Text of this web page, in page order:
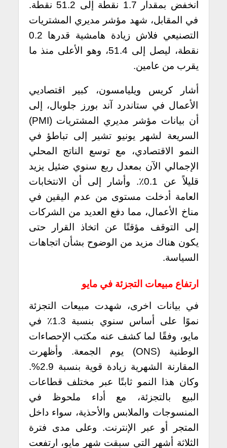
انخفض بمقدار 1.7 نقطة إلى 51.2 نقطة.
في المقابل، شهد مؤشر مديري المشتريات
التصنيعي فلاش زيادة هامشية قدرها 0.2
نقطة، ليصل إلى 51.4، وهو الأعلى منذ ما
يقرب من عامين.
أشار كريس ويليامسون، كبير اقتصاديي
الأعمال في ستاندرد آند بورز جلوبال، إلى
أن بيانات مؤشر مديري المشتريات (PMI)
السريعة لشهر يونيو تشير إلى تباطؤ في
النمو الاقتصادي، مع توسع الناتج المحلي
الإجمالي الآن بمعدل ربع سنوي ضئيل يزيد
قليلاً عن 0.1٪. وأشار إلى أن الانتخابات
العامة أدخلت مستوى من عدم اليقين في
مناخ الأعمال، مما دفع العديد من الشركات
إلى التوقف مؤقتًا عن اتخاذ القرار حتى
يكون هناك مزيد من الوضوح بشأن اتجاهات
السياسة.
ارتفاع مبيعات التجزئة في مايو
في بيانات اخرى، شهدت مبيعات التجزئة
نموًا على أساس سنوي بنسبة 1.3٪ في
مايو، وفقًا لما كشف عنه مكتب الإحصاءات
الوطنية (ONS) يوم الجمعة. وأظهرت
المقارنة الشهرية زيادة قوية بنسبة 2.9%.
وكان هذا النمو ثابتًا عبر مختلف قطاعات
البيع بالتجزئة، مع أداء ملحوظ في
المنسوجات والملابس والأحذية، سواء داخل
المتجر أو عبر الإنترنت. وعلى مدى فترة
الثلاثة أشهر التي سبقت شهر مايو، ارتفعت